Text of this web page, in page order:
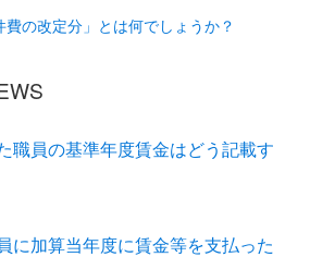
費の改定分」とは何でしょうか？
職員の基準年度賃金はどう記載す
に加算当年度に賃金等を支払った